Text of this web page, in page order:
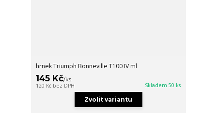
hrnek Triumph Bonneville T100 IV ml
145 Kč/ks
120 Kč bez DPH Skladem 50 ks
Zvolit variantu